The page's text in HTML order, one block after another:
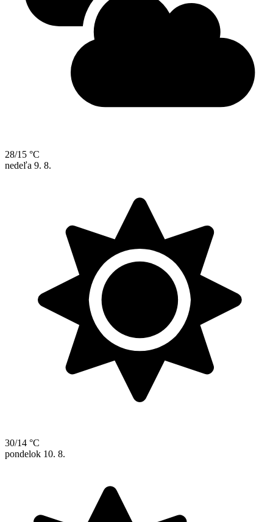
28/15 °C
nedeľa 9. 8.
30/14 °C
pondelok 10. 8.